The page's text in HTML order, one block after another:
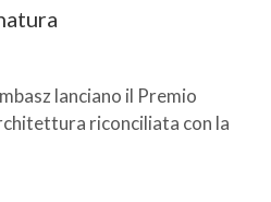
lanciano il Premio
riconciliata con la